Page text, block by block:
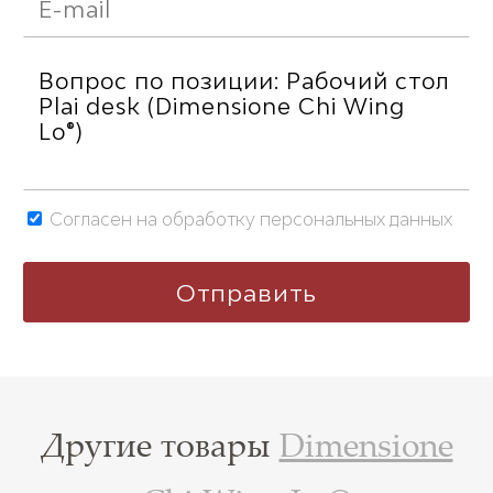
Согласен на обработку персональных данных
Другие товары Dimensione